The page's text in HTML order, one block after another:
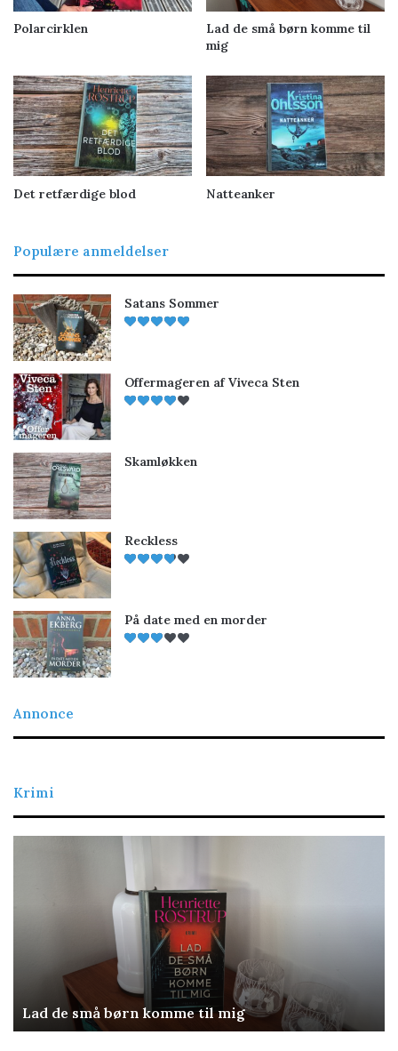
Polarcirklen
Lad de små børn komme til
mig
Det retfærdige blod Natteanker
Populære anmeldelser
Satans Sommer
Offermageren af Viveca Sten
Skamløkken
Reckless
På date med en morder
Annonce
Krimi
Lad de små børn komme til mig